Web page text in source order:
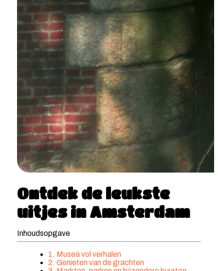
Ontdek de leukste
uitjes in Amsterdam
Inhoudsopgave
1. Musea vol verhalen
2. Genieten van de grachten